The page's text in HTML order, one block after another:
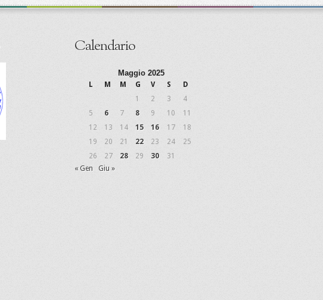
Calendario
Maggio 2025
L M M G V S
D
1
2 3
4
5
6 7 8 9 10
11
12
13 14 15 16 17
18
19
20 21 22 23 24
25
26
27 28 29 30
31
« Gen
Giu »